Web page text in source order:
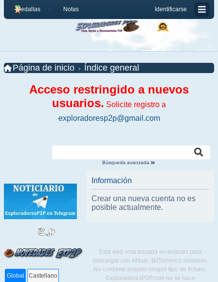
Identificarse
Medallas Notas
Página de inicio Índice general
Acceso restringido a nuevos
usuarios. Solicite registro a
exploradoresp2p@gmail.com
Búsqueda avanzada
Global Castellano
Información
Crear una nueva cuenta no es
posible actualmente.
Esta web está basada en enlaces para
descargar con eMule, BitTorrent o similares.
No contiene alojado ningún tipo de fichero.
ExploradoresP2P.com no se hace